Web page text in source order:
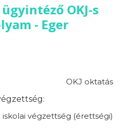
OKJ-s
- Eger
OKJ oktatás
végzettség (érettségi)